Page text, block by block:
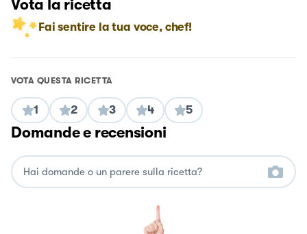
Vota la ricetta
Fai sentire la tua voce, chef!
VOTA QUESTA RICETTA
1 2 3 4 5
Domande e recensioni